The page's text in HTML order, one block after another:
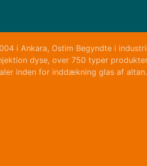
i Ankara, Ostim Begyndte i
dyse, over 750 typer
inden for inddækning glas af altan.